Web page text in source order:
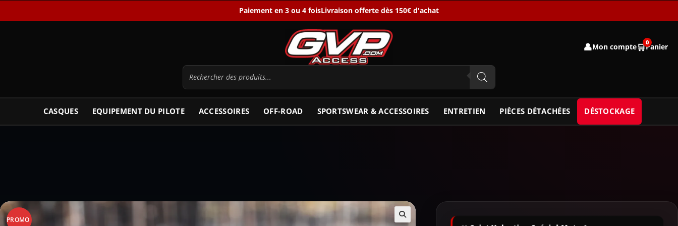
Paiement en 3 ou 4 foisLivraison offerte dès 150€ d'achat
👤Mon compte🛒0
Panier
CASQUES EQUIPEMENT DU PILOTE ACCESSOIRES OFF-ROAD SPORTSWEAR & ACCESSOIRES ENTRETIEN PIÈCES DÉTACHÉES DÉSTOCKAGE
PROMO